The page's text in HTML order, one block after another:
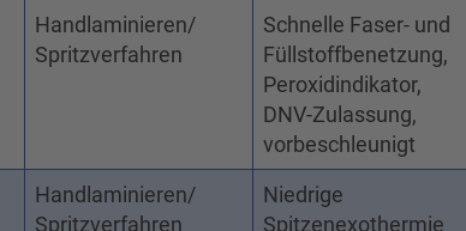
Handlaminieren/
Spritzverfahren
Schnelle Faser- und
Füllstoffbenetzung,
Peroxidindikator,
DNV-Zulassung,
vorbeschleunigt
Handlaminieren/
Spritzverfahren
Niedrige
Spitzenexothermie